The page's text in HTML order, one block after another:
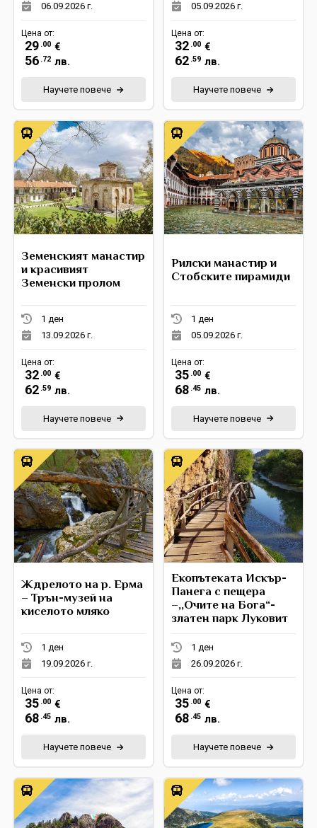
06.09.2026 г.
Цена от:
29 .00 €
56 .72 лв.
Научете повече
05.09.2026 г.
Цена от:
32 .00 €
62 .59 лв.
Научете повече
Земенският манастир
и красивият
Земенски пролом
1 ден
13.09.2026 г.
Цена от:
32 .00 €
62 .59 лв.
Научете повече
Рилски манастир и
Стобските пирамиди
1 ден
05.09.2026 г.
Цена от:
35 .00 €
68 .45 лв.
Научете повече
Ждрелото на р. Ерма
– Трън-музей на
киселото мляко
1 ден
19.09.2026 г.
Цена от:
35 .00 €
68 .45 лв.
Научете повече
Eкопътеката Искър-
Панега с пещера
–,,Очите на Бога“-
златен парк Луковит
1 ден
26.09.2026 г.
Цена от:
35 .00 €
68 .45 лв.
Научете повече